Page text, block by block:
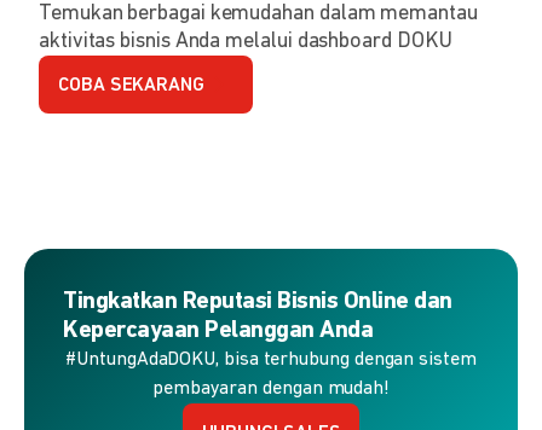
Temukan berbagai kemudahan dalam memantau
aktivitas bisnis Anda melalui dashboard DOKU
COBA SEKARANG
Tingkatkan Reputasi Bisnis Online dan
Kepercayaan Pelanggan Anda
#UntungAdaDOKU, bisa terhubung dengan sistem
pembayaran dengan mudah!